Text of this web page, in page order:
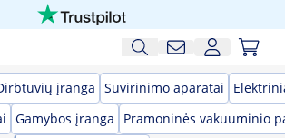
įranga Suvirinimo aparatai
Gamybos įranga Pramoninės vakuuminio